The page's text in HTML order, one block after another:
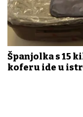
Španjolka s 15
koferu ide u